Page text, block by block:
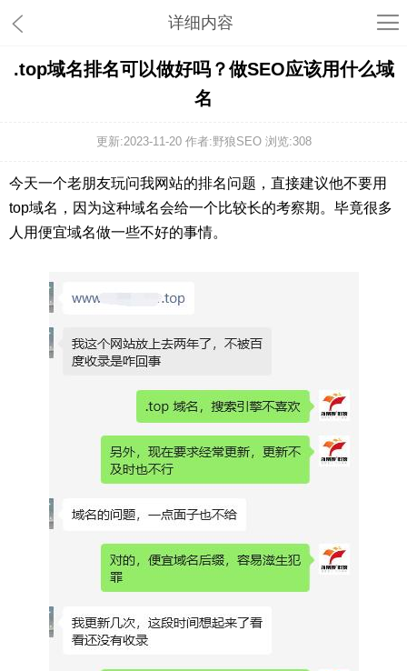
详细内容
.top域名排名可以做好吗？做SEO应该用什么域
名
更新:2023-11-20 作者:野狼SEO 浏览:308
今天一个老朋友玩问我网站的排名问题，直接建议他不要用
top域名，因为这种域名会给一个比较长的考察期。毕竟很多
人用便宜域名做一些不好的事情。